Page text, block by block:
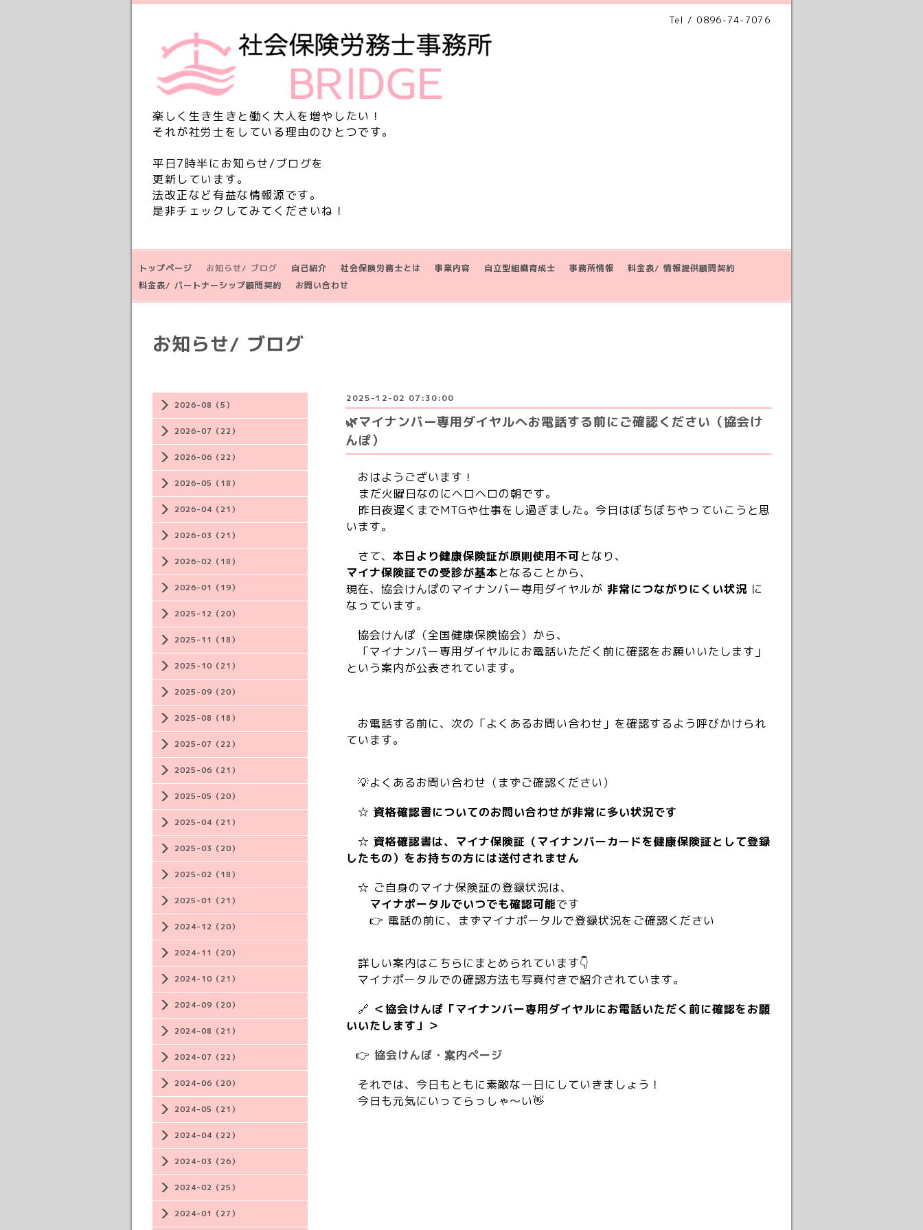
Tel / 0896-74-7076
楽しく生き生きと働く大人を増やしたい！
それが社労士をしている理由のひとつです。
平日7時半にお知らせ/ブログを
更新しています。
法改正など有益な情報源です。
是非チェックしてみてくださいね！
トップページ お知らせ/ ブログ 自己紹介 社会保険労務士とは 事業内容 自立型組織育成士 事務所情報
料金表/ 情報提供顧問契約
料金表/ パートナーシップ顧問契約
お問い合わせ
2026-08（5）
2026-07（22）
2026-06（22）
2026-05（18）
2026-04（21）
2026-03（21）
2026-02（18）
2026-01（19）
2025-12（20）
2025-11（18）
2025-10（21）
2025-09（20）
2025-08（18）
2025-07（22）
2025-06（21）
2025-05（20）
2025-04（21）
2025-03（20）
2025-02（18）
2025-01（21）
2024-12（20）
2024-11（20）
2024-10（21）
2024-09（20）
2024-08（21）
2024-07（22）
2024-06（20）
2024-05（21）
2024-04（22）
2024-03（26）
2024-02（25）
2024-01（27）
お知らせ/ ブログ
2025-12-02 07:30:00
🌿マイナンバー専用ダイヤルへお電話する前にご確認ください（協会け
んぽ）
おはようございます！
まだ火曜日なのにヘロヘロの朝です。
昨日夜遅くまでMTGや仕事をし過ぎました。今日はぼちぼちやっていこうと思
います。
さて、 本日より健康保険証が原則使用不可となり、
マイナ保険証での受診が基本となることから、
現在、協会けんぽのマイナンバー専用ダイヤルが 非常につながりにくい状況 に
なっています。
協会けんぽ（全国健康保険協会）から、
「マイナンバー専用ダイヤルにお電話いただく前に確認をお願いいたします」
という案内が公表されています。
お電話する前に、次の「よくあるお問い合わせ」を確認するよう呼びかけられ
ています。
💡よくあるお問い合わせ（まずご確認ください）
☆ 資格確認書についてのお問い合わせが非常に多い状況です
☆ 資格確認書は、マイナ保険証（マイナンバーカードを健康保険証として登録
したもの）をお持ちの方には送付されません
☆ ご自身のマイナ保険証の登録状況は、
マイナポータルでいつでも確認可能です
👉 電話の前に、まずマイナポータルで登録状況をご確認ください
詳しい案内はこちらにまとめられています👇
マイナポータルでの確認方法も写真付きで紹介されています。
🔗 ＜協会けんぽ「マイナンバー専用ダイヤルにお電話いただく前に確認をお願
いいたします」＞
👉 協会けんぽ・案内ページ
それでは、今日もともに素敵な一日にしていきましょう！
今日も元気にいってらっしゃ～い👋